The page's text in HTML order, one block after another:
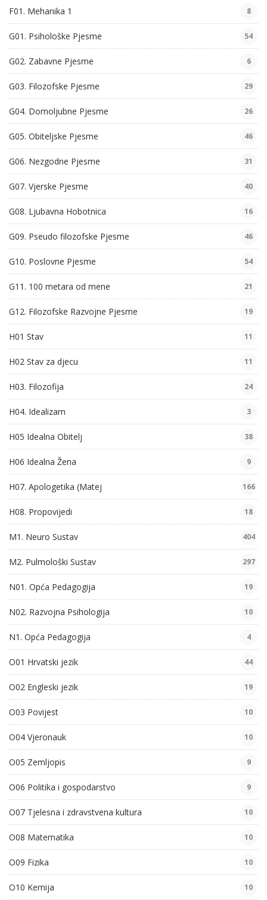
F01. Mehanika 1 8
G01. Psihološke Pjesme 54
G02. Zabavne Pjesme 6
G03. Filozofske Pjesme 29
G04. Domoljubne Pjesme 26
G05. Obiteljske Pjesme 46
G06. Nezgodne Pjesme 31
G07. Vjerske Pjesme 40
G08. Ljubavna Hobotnica 16
G09. Pseudo filozofske Pjesme 46
G10. Poslovne Pjesme 54
G11. 100 metara od mene 21
G12. Filozofske Razvojne Pjesme 19
H01 Stav 11
H02 Stav za djecu 11
H03. Filozofija 24
H04. Idealizam 3
H05 Idealna Obitelj 38
H06 Idealna Žena 9
H07. Apologetika (Matej 166
H08. Propovijedi 18
M1. Neuro Sustav 404
M2. Pulmološki Sustav 297
N01. Opća Pedagogija 19
N02. Razvojna Psihologija 10
N1. Opća Pedagogija 4
O01 Hrvatski jezik 44
O02 Engleski jezik 19
O03 Povijest 10
O04 Vjeronauk 10
O05 Zemljopis 9
O06 Politika i gospodarstvo 9
O07 Tjelesna i zdravstvena kultura 10
O08 Matematika 10
O09 Fizika 10
O10 Kemija 10